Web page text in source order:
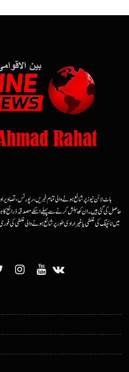
ہاٹ لائن نیوز پر شائع ہونے والی تمام خبریں، رپورٹس،
حاصل کی گئی ہیں۔ ان کو پبلش کرنے سے پہلے اسکے مصدقہ ذرائع کا
میں ٹائپنگ کی غلطی یا غیرارادی طور پر شائع ہونے والی غلطی کی